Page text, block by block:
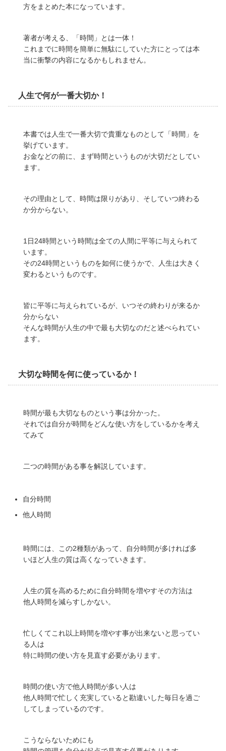
方をまとめた本になっています。
著者が考える、「時間」とは一体！
これまでに時間を簡単に無駄にしていた方にとっては本
当に衝撃の内容になるかもしれません。
人生で何が一番大切か！
本書では人生で一番大切で貴重なものとして「時間」を
挙げています。
お金などの前に、まず時間というものが大切だとしてい
ます。
その理由として、時間は限りがあり、そしていつ終わる
か分からない。
1日24時間という時間は全ての人間に平等に与えられて
います。
その24時間というものを如何に使うかで、人生は大きく
変わるというものです。
皆に平等に与えられているが、いつその終わりが来るか
分からない
そんな時間が人生の中で最も大切なのだと述べられてい
ます。
大切な時間を何に使っているか！
時間が最も大切なものという事は分かった。
それでは自分が時間をどんな使い方をしているかを考え
てみて
二つの時間がある事を解説しています。
自分時間
他人時間
時間には、この2種類があって、自分時間が多ければ多
いほど人生の質は高くなっていきます。
人生の質を高めるために自分時間を増やすその方法は
他人時間を減らすしかない。
忙しくてこれ以上時間を増やす事が出来ないと思ってい
る人は
特に時間の使い方を見直す必要があります。
時間の使い方で他人時間が多い人は
他人時間で忙しく充実していると勘違いした毎日を過ご
してしまっているのです。
こうならないためにも